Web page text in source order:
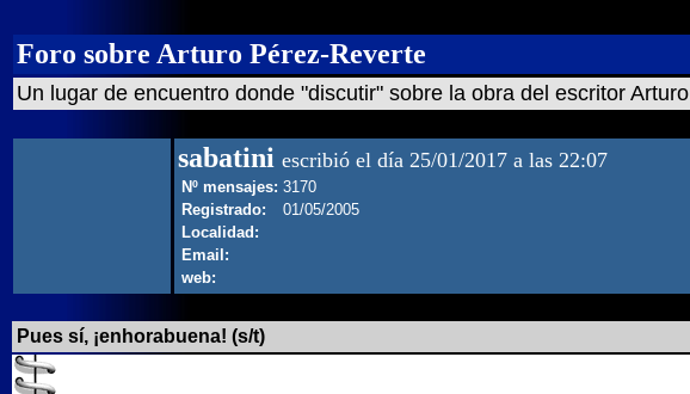
Foro sobre Arturo Pérez-Reverte
Un lugar de encuentro donde "discutir" sobre la obra del escritor
sabatini escribió el día 25/01/2017 a las 22:07
Nº mensajes: 3170
Registrado:
01/05/2005
Localidad:
Email:
web:
Pues sí, ¡enhorabuena! (s/t)